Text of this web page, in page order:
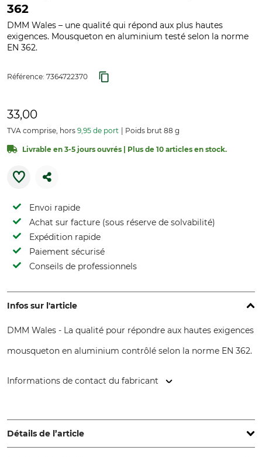
362
DMM Wales – une qualité qui répond aux plus hautes
exigences. Mousqueton en aluminium testé selon la norme
EN 362.
Référence: 7364722370
33,00
TVA comprise, hors 9,95 de port Poids brut 88 g
Livrable en 3-5 jours ouvrés | Plus de 10 articles en stock.
Envoi rapide
Achat sur facture (sous réserve de solvabilité)
Expédition rapide
Paiement sécurisé
Conseils de professionnels
Infos sur l'article
DMM Wales - La qualité pour répondre aux hautes exigences
mousqueton en aluminium contrôlé selon la norme EN 362.
Informations de contact du fabricant
Netherlands, www.dmmwales.com
Détails de l’article